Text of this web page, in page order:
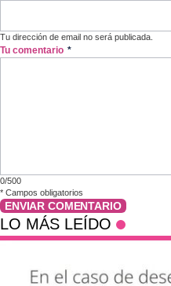
Tu dirección de email no será publicada.
Tu comentario *
0/500
* Campos obligatorios
ENVIAR COMENTARIO
LO MÁS LEÍDO